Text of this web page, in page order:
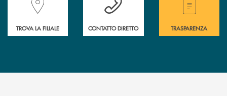
TROVA LA FILIALE CONTATTO DIRETTO TRASPARENZA